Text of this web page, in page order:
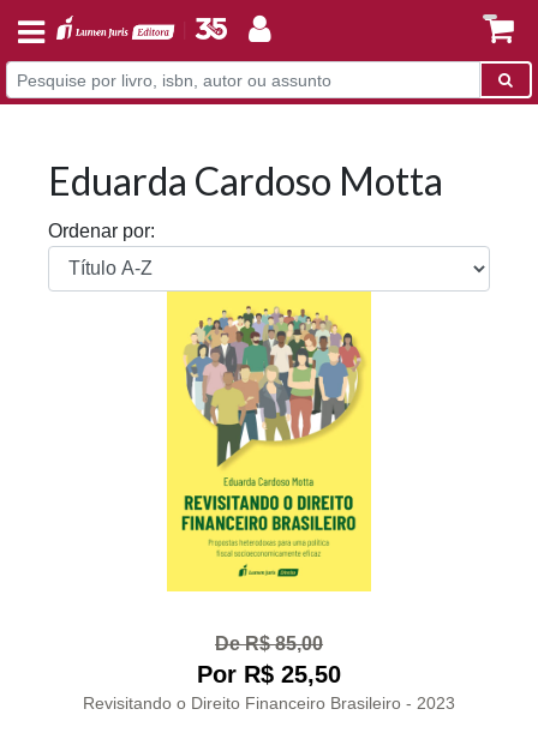
Eduarda Cardoso Motta
Ordenar por:
De R$ 85,00
Por R$ 25,50
Revisitando o Direito Financeiro Brasileiro - 2023